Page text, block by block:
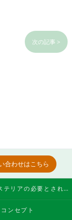
次の記事 >
合わせはこちら
千葉のエクステリアの必要とされる理由
コンセプト